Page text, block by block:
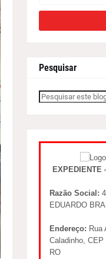
Pesquisar
EXPEDIENTE
Razão Social:
EDUARDO
Endereço: Rua
Caladinho, CEP
RO